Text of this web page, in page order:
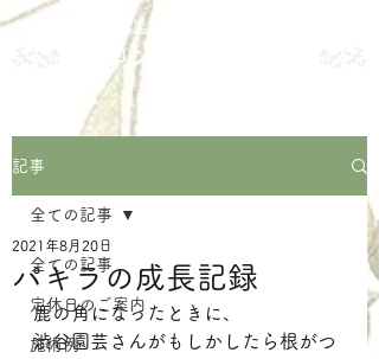
サロン・ド・メイク
練馬区中村の美容室
記事
全ての記事
定休日のご案内
施術例
全ての記事
パキラの成長記録
2021年8月20日
鹿の角になったときに、
渋谷園芸さんがもしかしたら根がつ